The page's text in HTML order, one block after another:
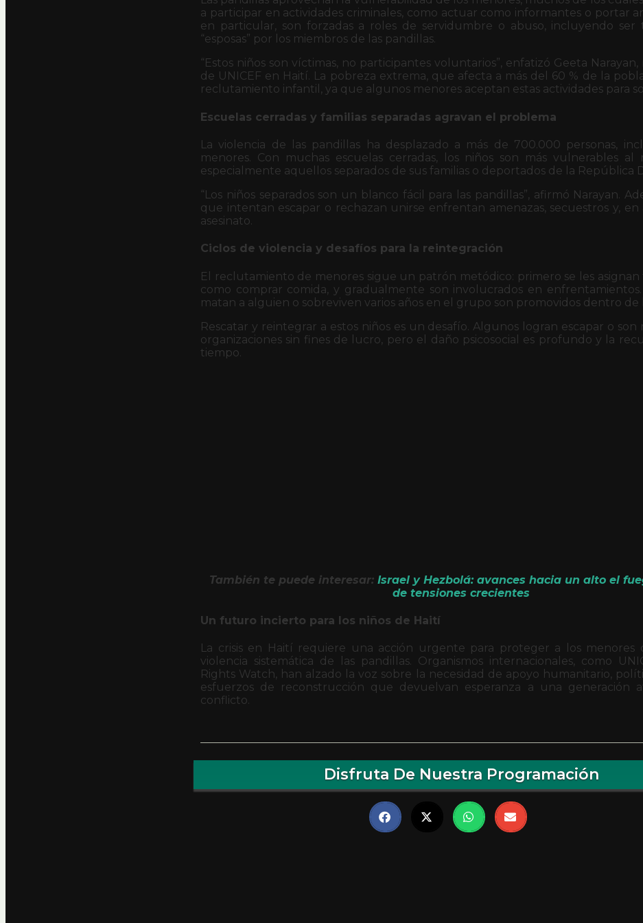
a participar en actividades criminales, como actuar como informantes o portar
en particular, son forzadas a roles de servidumbre o abuso, incluyendo ser
“esposas” por los miembros de las pandillas.
“Estos niños son víctimas, no participantes voluntarios”, enfatizó Geeta
de UNICEF en Haití. La pobreza extrema, que afecta a más del 60 % de la
reclutamiento infantil, ya que algunos menores aceptan estas actividades para
Escuelas cerradas y familias separadas agravan el problema
La violencia de las pandillas ha desplazado a más de 700.000 personas,
menores. Con muchas escuelas cerradas, los niños son más vulnerables al
especialmente aquellos separados de sus familias o deportados de la República
“Los niños separados son un blanco fácil para las pandillas”, afirmó Narayan.
que intentan escapar o rechazan unirse enfrentan amenazas, secuestros y, en
asesinato.
Ciclos de violencia y desafíos para la reintegración
El reclutamiento de menores sigue un patrón metódico: primero se les asignan
como comprar comida, y gradualmente son involucrados en
matan a alguien o sobreviven varios años en el grupo son promovidos dentro de
Rescatar y reintegrar a estos niños es un desafío. Algunos logran escapar o son
organizaciones sin fines de lucro, pero el daño psicosocial es profundo y la
tiempo.
También te puede interesar: Israel y Hezbolá: avances hacia un alto el
de tensiones crecientes
Un futuro incierto para los niños de Haití
La crisis en Haití requiere una acción urgente para proteger a los menores
violencia sistemática de las pandillas. Organismos internacionales, como
Rights Watch, han alzado la voz sobre la necesidad de apoyo humanitario,
esfuerzos de reconstrucción que devuelvan esperanza a una generación
conflicto.
Disfruta De Nuestra Programación